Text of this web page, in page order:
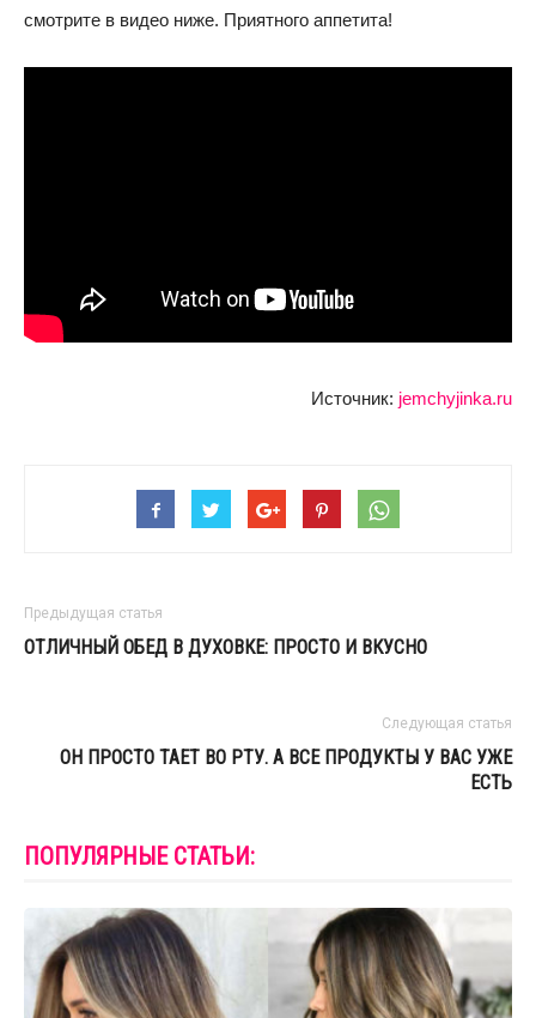
смотрите в видео ниже. Приятного аппетита!
Источник: jemchyjinka.ru
Предыдущая статья
ОТЛИЧНЫЙ ОБЕД В ДУХОВКЕ: ПРОСТО И ВКУСНО
Следующая статья
ОН ПРОСТО ТАЕТ ВО РТУ. А ВСЕ ПРОДУКТЫ У ВАС УЖЕ
ЕСТЬ
ПОПУЛЯРНЫЕ СТАТЬИ: